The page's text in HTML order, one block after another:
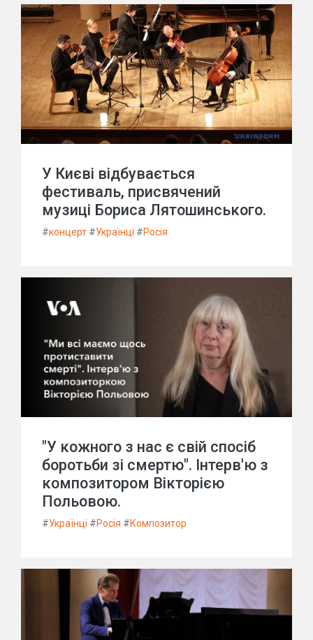
У Києві відбувається
фестиваль, присвячений
музиці Бориса Лятошинського.
#концерт #Українці #Росія
"У кожного з нас є свій спосіб
боротьби зі смертю". Інтерв'ю з
композитором Вікторією
Польовою.
#Українці #Росія #Композитор